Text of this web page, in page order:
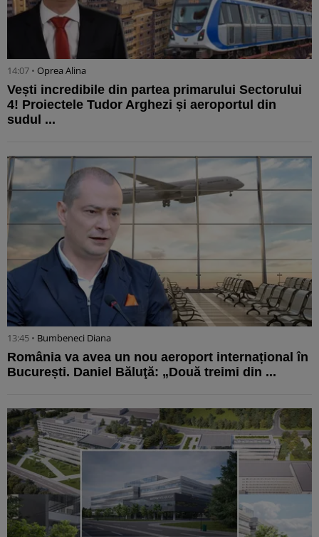
14:07 • Oprea Alina
Vești incredibile din partea primarului Sectorului
4! Proiectele Tudor Arghezi și aeroportul din
sudul ...
13:45 • Bumbeneci Diana
România va avea un nou aeroport internațional în
București. Daniel Băluţă: „Două treimi din ...